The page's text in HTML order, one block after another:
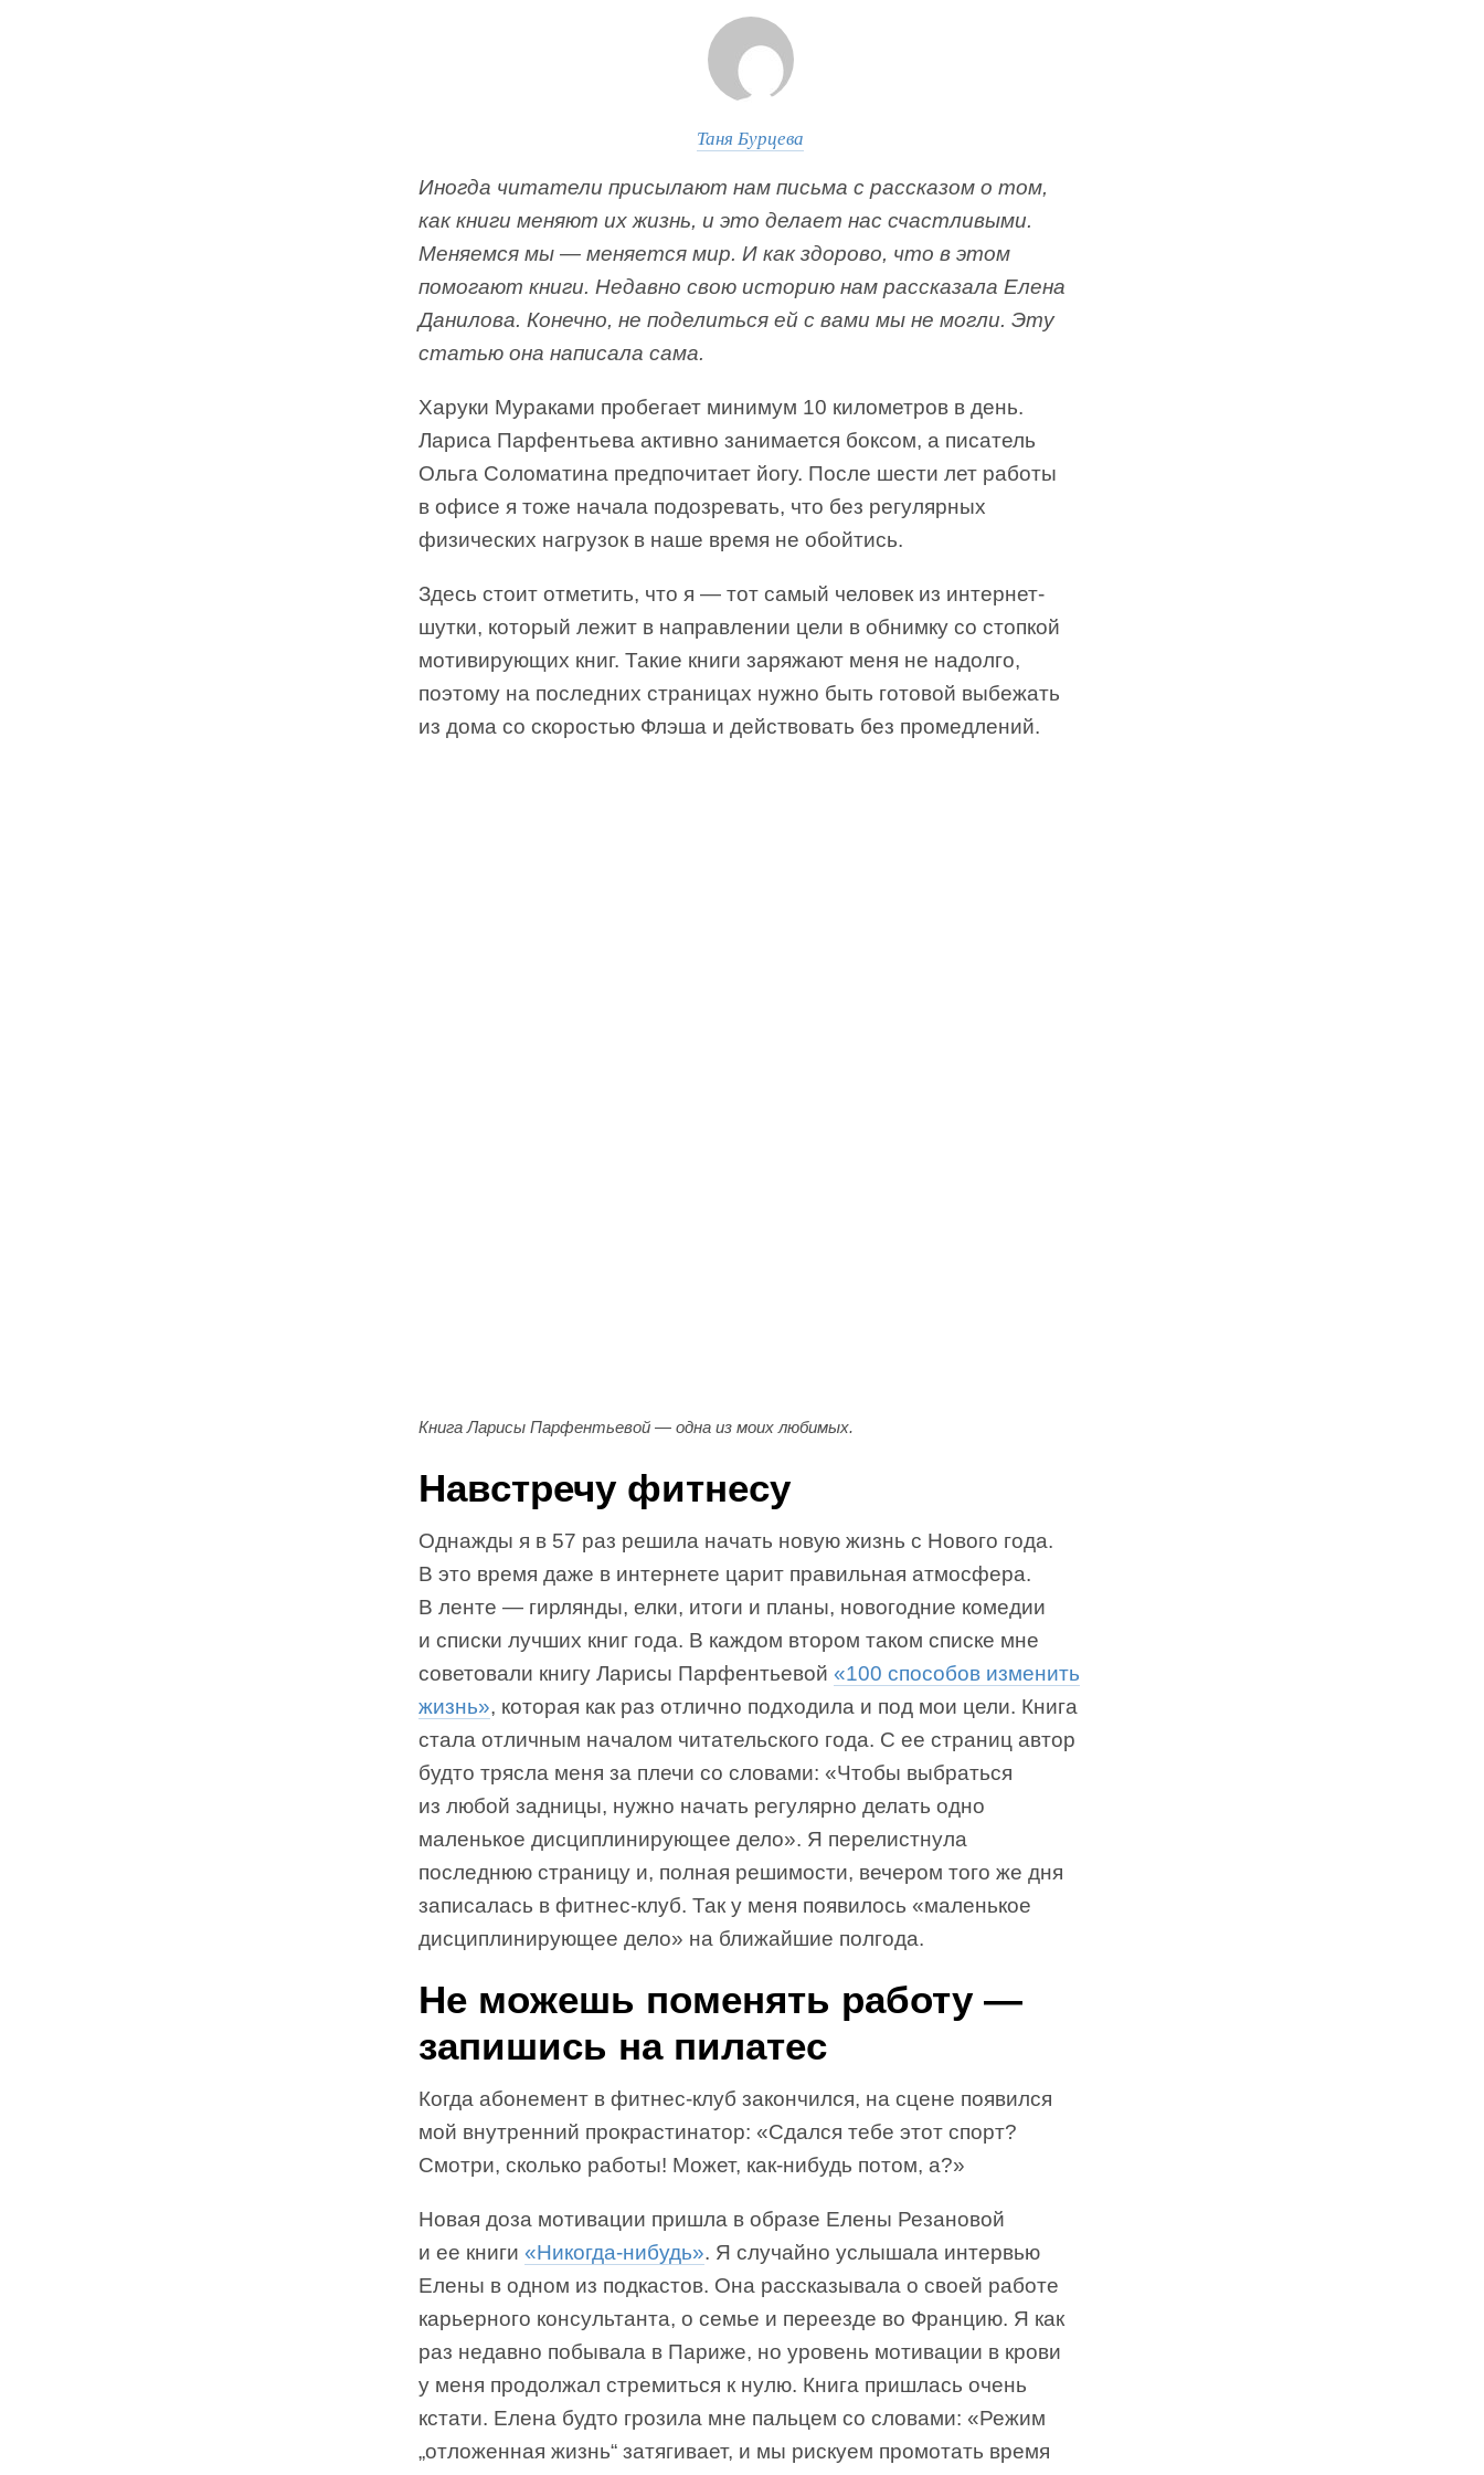
Таня Бурцева
Иногда читатели присылают нам письма с рассказом о том,
как книги меняют их жизнь, и это делает нас счастливыми.
Меняемся мы — меняется мир. И как здорово, что в этом
помогают книги. Недавно свою историю нам рассказала Елена
Данилова. Конечно, не поделиться ей с вами мы не могли. Эту
статью она написала сама.
Харуки Мураками пробегает минимум 10 километров в день.
Лариса Парфентьева активно занимается боксом, а писатель
Ольга Соломатина предпочитает йогу. После шести лет работы
в офисе я тоже начала подозревать, что без регулярных
физических нагрузок в наше время не обойтись.
Здесь стоит отметить, что я — тот самый человек из интернет-
шутки, который лежит в направлении цели в обнимку со стопкой
мотивирующих книг. Такие книги заряжают меня не надолго,
поэтому на последних страницах нужно быть готовой выбежать
из дома со скоростью Флэша и действовать без промедлений.
Книга Ларисы Парфентьевой — одна из моих любимых.
Навстречу фитнесу
Однажды я в 57 раз решила начать новую жизнь с Нового года.
В это время даже в интернете царит правильная атмосфера.
В ленте — гирлянды, елки, итоги и планы, новогодние комедии
и списки лучших книг года. В каждом втором таком списке мне
советовали книгу Ларисы Парфентьевой «100 способов изменить
жизнь», которая как раз отлично подходила и под мои цели. Книга
стала отличным началом читательского года. С ее страниц автор
будто трясла меня за плечи со словами: «Чтобы выбраться
из любой задницы, нужно начать регулярно делать одно
маленькое дисциплинирующее дело». Я перелистнула
последнюю страницу и, полная решимости, вечером того же дня
записалась в фитнес-клуб. Так у меня появилось «маленькое
дисциплинирующее дело» на ближайшие полгода.
Не можешь поменять работу —
запишись на пилатес
Когда абонемент в фитнес-клуб закончился, на сцене появился
мой внутренний прокрастинатор: «Сдался тебе этот спорт?
Смотри, сколько работы! Может, как-нибудь потом, а?»
Новая доза мотивации пришла в образе Елены Резановой
и ее книги «Никогда-нибудь». Я случайно услышала интервью
Елены в одном из подкастов. Она рассказывала о своей работе
карьерного консультанта, о семье и переезде во Францию. Я как
раз недавно побывала в Париже, но уровень мотивации в крови
у меня продолжал стремиться к нулю. Книга пришлась очень
кстати. Елена будто грозила мне пальцем со словами: «Режим
„отложенная жизнь“ затягивает, и мы рискуем промотать время